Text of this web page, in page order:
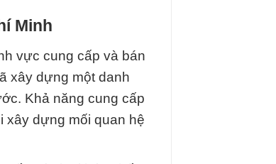
Minh
vực cung cấp và bán
xây dựng một danh
Khả năng cung cấp
xây dựng mối quan hệ